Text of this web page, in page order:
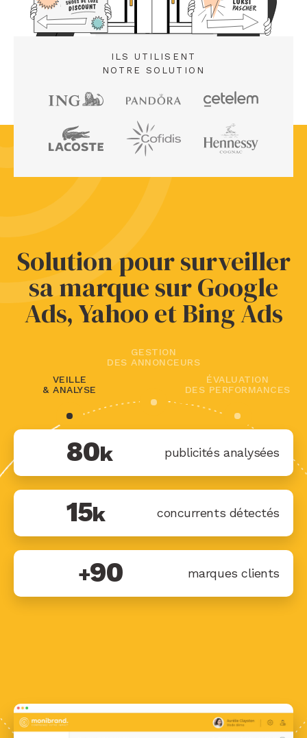
ILS UTILISENT
NOTRE SOLUTION
Solution pour surveiller
sa marque sur Google
Ads, Yahoo et Bing Ads
VEILLE
& ANALYSE
GESTION
DES ANNONCEURS
ÉVALUATION
DES PERFORMANCES
80k publicités analysées
15k concurrents détectés
+90 marques clients